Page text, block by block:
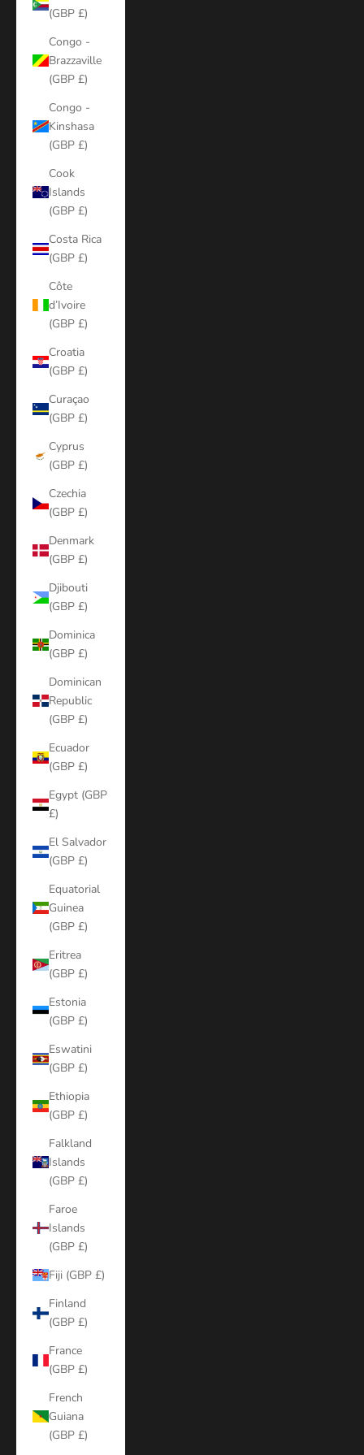
(GBP £)
Congo -
Brazzaville
(GBP £)
Congo -
Kinshasa
(GBP £)
Cook
Islands
(GBP £)
Costa Rica
(GBP £)
Côte
d’Ivoire
(GBP £)
Croatia
(GBP £)
Curaçao
(GBP £)
Cyprus
(GBP £)
Czechia
(GBP £)
Denmark
(GBP £)
Djibouti
(GBP £)
Dominica
(GBP £)
Dominican
Republic
(GBP £)
Ecuador
(GBP £)
Egypt (GBP
£)
El Salvador
(GBP £)
Equatorial
Guinea
(GBP £)
Eritrea
(GBP £)
Estonia
(GBP £)
Eswatini
(GBP £)
Ethiopia
(GBP £)
Falkland
Islands
(GBP £)
Faroe
Islands
(GBP £)
Fiji (GBP £)
Finland
(GBP £)
France
(GBP £)
French
Guiana
(GBP £)